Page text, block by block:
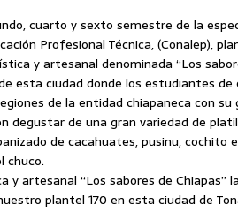
cuarto y sexto semestre de la
Profesional Técnica, (Conalep),
y artesanal denominada “Los
esta ciudad donde los estudiantes de
de la entidad chiapaneca con
degustar de una gran variedad de
de cacahuates, pusinu, cochito
chuco.
artesanal “Los sabores de Chiapas”
plantel 170 en esta ciudad de